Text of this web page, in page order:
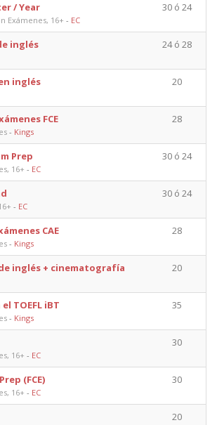
/ Year
Exámenes, 16+ - EC
30 ó 24
inglés 24 ó 28
inglés 20
FCE
- Kings
28
Prep
16+ - EC
30 ó 24
- EC
30 ó 24
CAE
- Kings
28
inglés + cinematografía 20
TOEFL iBT
- Kings
35
16+ - EC
30
(FCE)
16+ - EC
30
20